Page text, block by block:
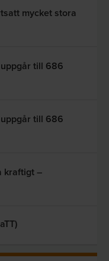
mycket stora
till 686
till 686
kraftigt –